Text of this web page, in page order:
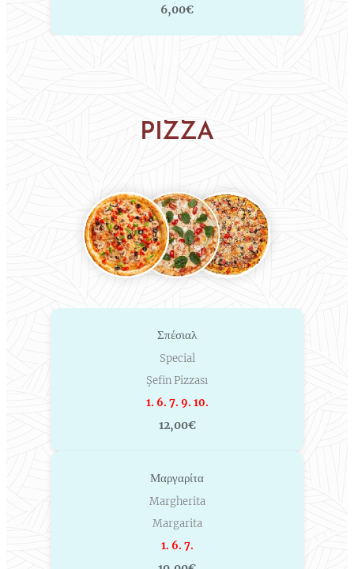
6,00€
PIZZA
Σπέσιαλ
Special
Şefin Pizzası
1. 6. 7. 9. 10.
12,00€
Μαργαρίτα
Margherita
Margarita
1. 6. 7.